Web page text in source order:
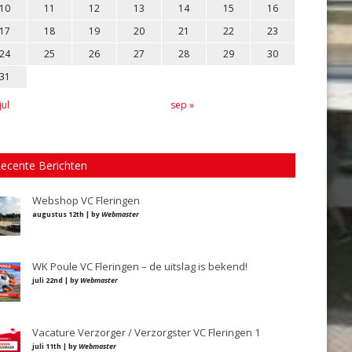
11 12 13 14 15
16
18 19 20 21 22
23
25 26 27 28 29
30
sep »
Berichten
Webshop VC Fleringen
augustus 12th | byWebmaster
WK Poule VC Fleringen – de uitslag is bekend!
juli 22nd | byWebmaster
Vacature Verzorger / Verzorgster VC Fleringen 1
juli 11th | byWebmaster